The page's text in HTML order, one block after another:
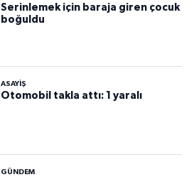
Serinlemek için baraja giren çocuk
boğuldu
ASAYİŞ
Otomobil takla attı: 1 yaralı
GÜNDEM